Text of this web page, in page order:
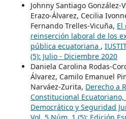
Johnny Santiago González-
Erazo-Álvarez, Cecilia
Fernando Trelles-Vicuña, El
reinserción laboral de los
pública ecuatoriana ,
(5): Julio - Diciembre 2020
Daniela Carolina Rodas-
Álvarez, Camilo Emanuel
Narváez-Zurita, Derecho a
Constitucional
Democrático y Seguridad